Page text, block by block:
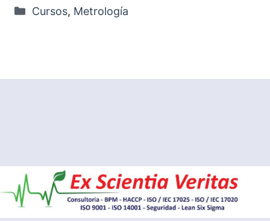
Categorías
Cursos, Metrología